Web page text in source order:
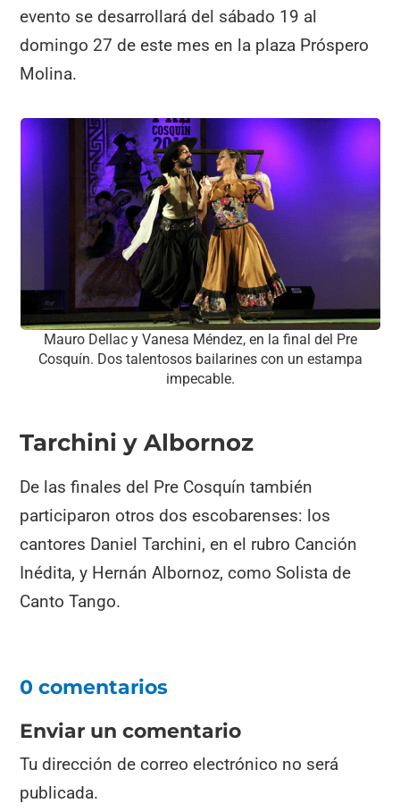
evento se desarrollará del sábado 19 al
domingo 27 de este mes en la plaza Próspero
Molina.
Mauro Dellac y Vanesa Méndez, en la final del Pre
Cosquín. Dos talentosos bailarines con un estampa
impecable.
Tarchini y Albornoz
De las finales del Pre Cosquín también
participaron otros dos escobarenses: los
cantores Daniel Tarchini, en el rubro Canción
Inédita, y Hernán Albornoz, como Solista de
Canto Tango.
0 comentarios
Enviar un comentario
Tu dirección de correo electrónico no será
publicada.